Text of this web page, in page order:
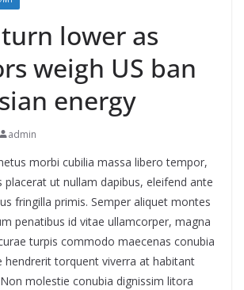
lower as
weigh US ban
energy
admin
morbi cubilia massa libero tempor,
placerat ut nullam dapibus, eleifend ante
fringilla primis. Semper aliquet montes
penatibus id vitae ullamcorper, magna
turpis commodo maecenas conubia
hendrerit torquent viverra at habitant
molestie conubia dignissim litora